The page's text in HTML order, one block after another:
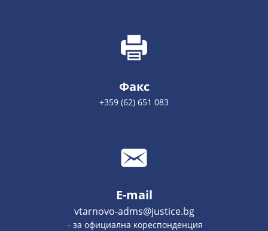
Факс
+359 (62) 651 083
E-mail
vtarnovo-adms@justice.bg
- за официална кореспонденция